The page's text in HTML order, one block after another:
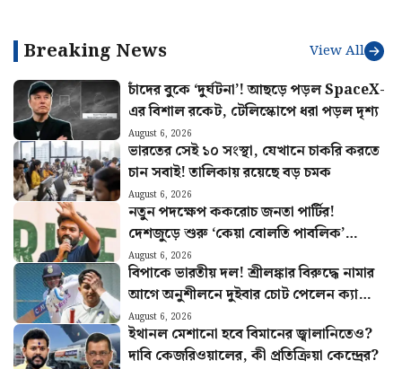
Breaking News View All
চাঁদের বুকে ‘দুর্ঘটনা’! আছড়ে পড়ল SpaceX-
এর বিশাল রকেট, টেলিস্কোপে ধরা পড়ল দৃশ্য
August 6, 2026
ভারতের সেই ১০ সংস্থা, যেখানে চাকরি করতে
চান সবাই! তালিকায় রয়েছে বড় চমক
August 6, 2026
নতুন পদক্ষেপ ককরোচ জনতা পার্টির!
দেশজুড়ে শুরু ‘কেয়া বোলতি পাবলিক’
কর্মসূচি, ঘোষণা অভিজিতের
August 6, 2026
বিপাকে ভারতীয় দল! শ্রীলঙ্কার বিরুদ্ধে নামার
আগে অনুশীলনে দুইবার চোট পেলেন ক্যাপ্টেন
শুভমান গিল
August 6, 2026
ইথানল মেশানো হবে বিমানের জ্বালানিতেও?
দাবি কেজরিওয়ালের, কী প্রতিক্রিয়া কেন্দ্রের?